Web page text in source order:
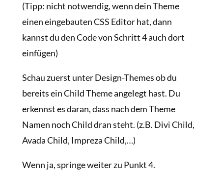
(Tipp: nicht notwendig, wenn dein Theme
einen eingebauten CSS Editor hat, dann
kannst du den Code von Schritt 4 auch dort
einfügen)
Schau zuerst unter Design-Themes ob du
bereits ein Child Theme angelegt hast. Du
erkennst es daran, dass nach dem Theme
Namen noch Child dran steht. (z.B. Divi Child,
Avada Child, Impreza Child,…)
Wenn ja, springe weiter zu Punkt 4.